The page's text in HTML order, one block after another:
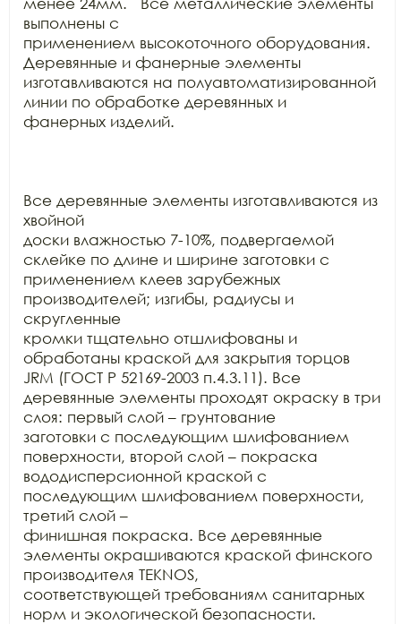
выполнены с
применением высокоточного оборудования.
Деревянные и фанерные элементы
изготавливаются на полуавтоматизированной
линии по обработке деревянных и
фанерных изделий.
Все деревянные элементы изготавливаются из
хвойной
доски влажностью 7-10%, подвергаемой
склейке по длине и ширине заготовки с
применением клеев зарубежных
производителей; изгибы, радиусы и
скругленные
кромки тщательно отшлифованы и
обработаны краской для закрытия торцов
JRM (ГОСТ Р 52169-2003 п.4.3.11). Все
деревянные элементы проходят окраску в три
слоя: первый слой – грунтование
заготовки с последующим шлифованием
поверхности, второй слой – покраска
вододисперсионной краской с
последующим шлифованием поверхности,
третий слой –
финишная покраска. Все деревянные
элементы окрашиваются краской финского
производителя TEKNOS,
соответствующей требованиям санитарных
норм и экологической безопасности.